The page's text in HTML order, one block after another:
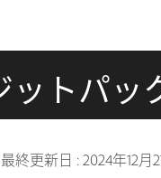
トパッ
最終更新日 :2024年12月